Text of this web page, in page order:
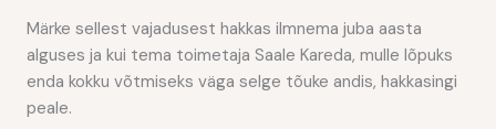
Märke sellest vajadusest hakkas ilmnema juba aasta
alguses ja kui tema toimetaja Saale Kareda, mulle lõpuks
enda kokku võtmiseks väga selge tõuke andis, hakkasingi
peale.